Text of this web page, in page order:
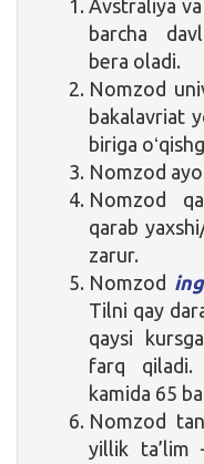
Avstraliya
barcha
bera oladi.
Nomzod
bakalavriat
biriga
Nomzod
Nomzod
qarab
zarur.
Nomzod
Tilni qay
qaysi
farq qiladi.
kamida 65
Nomzod
yillik ta’lim